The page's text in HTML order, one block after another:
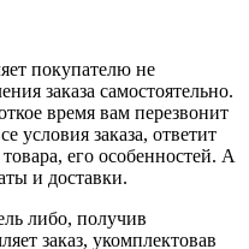
покупателю не
заказа самостоятельно.
время вам перезвонит
условия заказа, ответит
его особенностей. А
и доставки.
либо, получив
заказ, укомплектовав